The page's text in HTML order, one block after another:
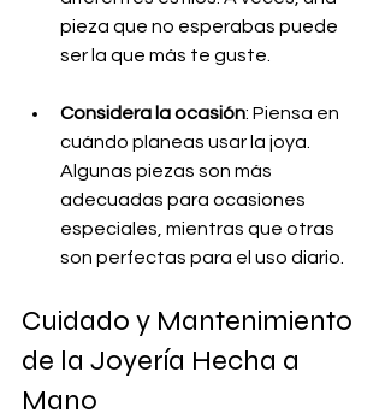
pieza que no esperabas puede
ser la que más te guste.
Considera la ocasión: Piensa en
cuándo planeas usar la joya.
Algunas piezas son más
adecuadas para ocasiones
especiales, mientras que otras
son perfectas para el uso diario.
Cuidado y Mantenimiento
de la Joyería Hecha a
Mano